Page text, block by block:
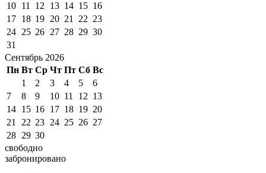
10 11 12 13 14 15 16
17 18 19 20 21 22 23
24 25 26 27 28 29 30
31
Сентябрь 2026
Пн Вт Ср Чт Пт Сб Вс
1
2 3 4 5
6
7
8 9 10 11 12 13
14 15 16 17 18 19 20
21
22 23 24 25 26 27
28 29 30
свободно
забронировано